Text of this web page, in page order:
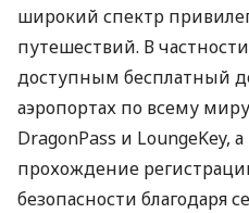
широкий спектр
путешествий. В
доступным бесплатный
аэропортах по всему
DragonPass и LoungeKey,
прохождение
безопасности благодаря